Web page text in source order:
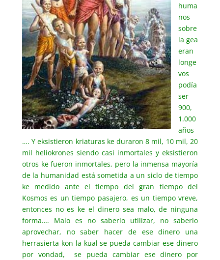
huma
nos
sobre
la gea
eran
longe
vos
podía
ser
900,
1.000
años
…. Y eksistieron kriaturas ke duraron 8 mil, 10 mil, 20
mil heliokrones siendo casi inmortales y eksistieron
otros ke fueron inmortales, pero la inmensa mayoría
de la humanidad está sometida a un siclo de tiempo
ke medido ante el tiempo del gran tiempo del
Kosmos es un tiempo pasajero, es un tiempo vreve,
entonces no es ke el dinero sea malo, de ninguna
forma…. Malo es no saberlo utilizar, no saberlo
aprovechar, no saber hacer de ese dinero una
herrasierta kon la kual se pueda cambiar ese dinero
por vondad, se pueda cambiar ese dinero por